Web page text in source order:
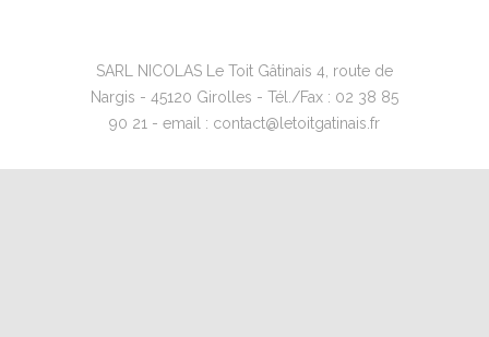
SARL NICOLAS Le Toit Gâtinais 4, route de
Nargis - 45120 Girolles - Tél./Fax : 02 38 85
90 21 - email : contact@letoitgatinais.fr